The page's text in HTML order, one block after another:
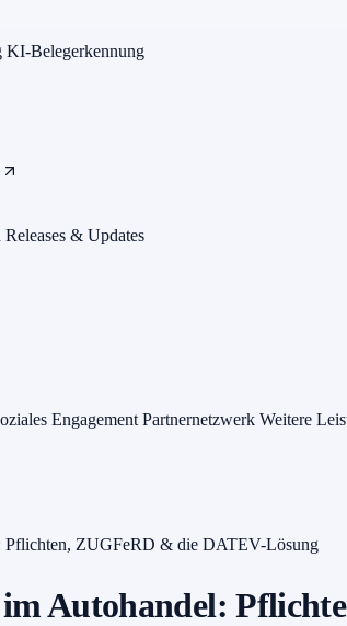
KI-Belegerkennung
Releases & Updates
Engagement Partnernetzwerk Weitere
Pflichten, ZUGFeRD & die DATEV-Lösung
im Autohandel: